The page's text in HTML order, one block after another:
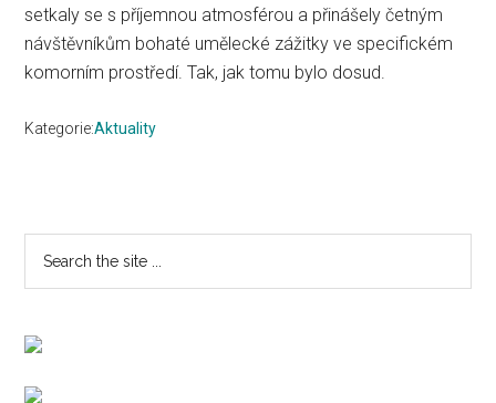
setkaly se s příjemnou atmosférou a přinášely četným
návštěvníkům bohaté umělecké zážitky ve specifickém
komorním prostředí. Tak, jak tomu bylo dosud.
Kategorie:Aktuality
Primary
Sidebar
...